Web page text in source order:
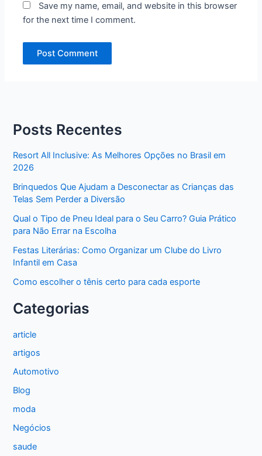
Save my name, email, and website in this browser
for the next time I comment.
Posts Recentes
Resort All Inclusive: As Melhores Opções no Brasil em
2026
Brinquedos Que Ajudam a Desconectar as Crianças das
Telas Sem Perder a Diversão
Qual o Tipo de Pneu Ideal para o Seu Carro? Guia Prático
para Não Errar na Escolha
Festas Literárias: Como Organizar um Clube do Livro
Infantil em Casa
Como escolher o tênis certo para cada esporte
Categorias
article
artigos
Automotivo
Blog
moda
Negócios
saude